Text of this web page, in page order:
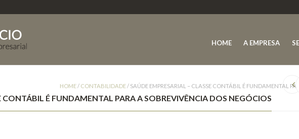
HOME A EMPRESA
HOME/ CONTABILIDADE/ SAÚDE EMPRESARIAL – CLASSE CONTÁBIL É FUNDAMENTAL
CONTÁBIL É FUNDAMENTAL PARA A SOBREVIVÊNCIA DOS NEGÓCIOS